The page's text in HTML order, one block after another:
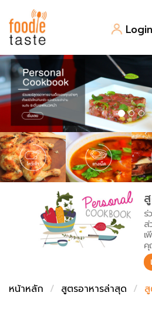
Login
สูตรอาหาร
สูตรอาหารล่าสุด
Top Foodie
พาไปชิม
สารพันก้นครัว
เคล็ดลับน่ารู้
เปรียบเทียบหน่วยการต
เปรียบเทียบอุณหภูมิ
เปรียบเทียบน้ำหนักวัตถุ
FoodPedia
สร้าง Cookbook
ร่
ส่
เ
หน้าหลัก
สูตรอาหารล่าสุด